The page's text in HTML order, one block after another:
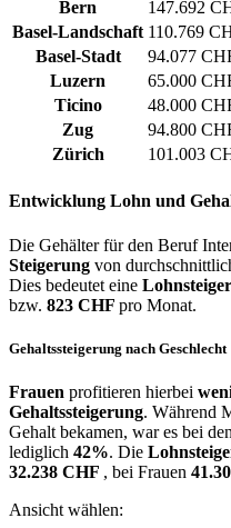
Bern
147.692
Basel-Landschaft 110.769
Basel-Stadt
94.077
Luzern
65.000
Ticino
48.000
Zug
94.800
Zürich
101.003
Entwicklung Lohn und
Die Gehälter für den Beruf
Steigerung von
Dies bedeutet eine
bzw. 823 CHF pro Monat.
Gehaltssteigerung nach Geschlecht
Frauen profitieren hierbei
Gehaltssteigerung. Während
Gehalt bekamen, war es bei
lediglich 42%. Die
32.238 CHF , bei Frauen
Ansicht wählen: